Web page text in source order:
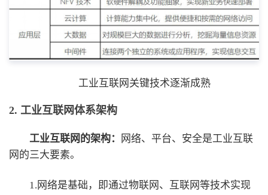
工业互联网关键技术逐渐成熟
2. 工业互联网体系架构
工业互联网的架构：
网络、平台、安全是工业互联
网的三大要素。
1.网络是基础，即通过物联网、互联网等技术实现